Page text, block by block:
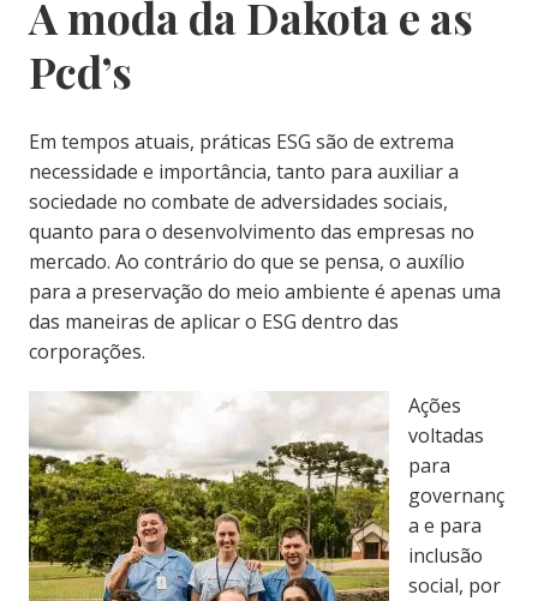
A moda da Dakota e as
Pcd’s
Em tempos atuais, práticas ESG são de extrema
necessidade e importância, tanto para auxiliar a
sociedade no combate de adversidades sociais,
quanto para o desenvolvimento das empresas no
mercado. Ao contrário do que se pensa, o auxílio
para a preservação do meio ambiente é apenas uma
das maneiras de aplicar o ESG dentro das
corporações.
Ações
voltadas
para
governanç
a e para
inclusão
social, por